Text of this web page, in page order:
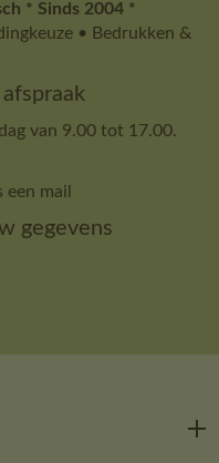
* Sinds 2004 *
• Bedrukken &
van 9.00 tot 17.00.
een mail
gegevens